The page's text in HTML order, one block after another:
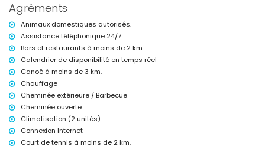
ville la plus proche : Jávea (à moins de 5 kilomètres de la villa)
rive ou bord de mer le plus proche : Mediterráneo, Jávea (à moins de 3
kilomètres de la villa)
plage la plus proche : Cala de la Barraca, Jávea (à moins de 3
kilomètres de la villa)
port le plus proche : Duanes del Mar, Jávea (à moins de 5 kilomètres
de la villa)
parc le plus proche : La Guardia, Jávea (à moins de 3 kilomètres de la
villa)
aéroport le plus proche : Alicante (à moins de 100 kilomètres de la
villa)
deuxième aéroport le plus proche : Valence (> 100 kilomètres)
animaux domestiques admis
L'hébergement est très adapté aux familles avec enfants
Agréments
Animaux domestiques autorisés.
Assistance téléphonique 24/7
Bars et restaurants à moins de 2 km.
Calendrier de disponibilité en temps réel
Canoë à moins de 3 km.
Chauffage
Cheminée extérieure / Barbecue
Cheminée ouverte
Climatisation (2 unités)
Connexion Internet
Court de tennis à moins de 2 km.